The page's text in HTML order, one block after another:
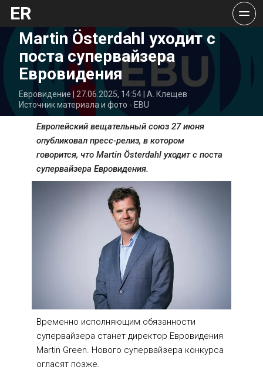
ER
Martin Österdahl уходит с
поста супервайзера
Евровидения
Евровидение | 27.06.2025, 14:54 | А. Клещев
Источник материала и фото - EBU
Европейский вещательный союз 27 июня
опубликовал пресс-релиз, в котором
говорится, что Martin Österdahl уходит с поста
супервайзера Евровидения.
Временно исполняющим обязанности
супервайзера станет директор Евровидения
Martin Green. Нового супервайзера конкурса
огласят позже.